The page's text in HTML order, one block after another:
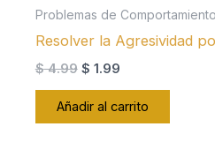
Problemas de Comportamiento
Resolver la Agresividad
$4.99 El
original
$ 1.99El
actual
Añadir al carrito